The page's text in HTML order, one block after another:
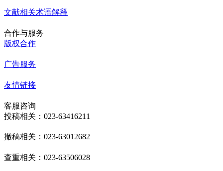
文献相关术语解释
合作与服务
版权合作
广告服务
友情链接
客服咨询
投稿相关：023-63416211
撤稿相关：023-63012682
查重相关：023-63506028